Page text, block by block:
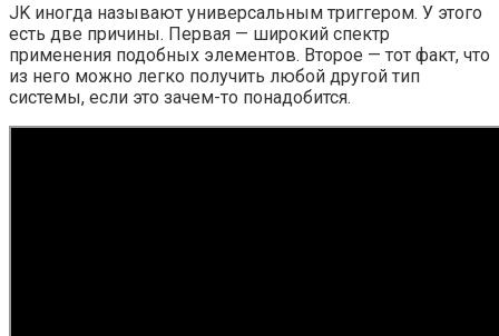
JK иногда называют универсальным триггером. У этого
есть две причины. Первая — широкий спектр
применения подобных элементов. Второе — тот факт, что
из него можно легко получить любой другой тип
системы, если это зачем-то понадобится.